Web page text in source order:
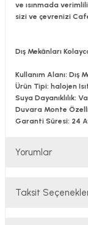
ve ısınmada
sizi ve çevrenizi
Dış Mekânları
Kullanım Alanı: Dış
Ürün Tipi: halojen
Suya Dayanıklılık:
Duvara Monte
Garanti Süresi: 24
Yorumlar
Taksit